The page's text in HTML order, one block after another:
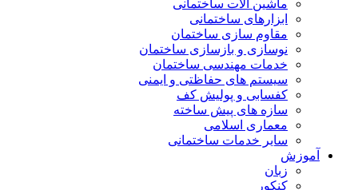
ماشین آلات ساختمانی
ابزارهای ساختمانی
مقاوم سازی ساختمان
نوسازی و بازسازی ساختمان
خدمات مهندسی ساختمان
سیستم های حفاظتی و ایمنی
کفسابی و پولیش کف
سازه های پیش ساخته
معماری اسلامی
سایر خدمات ساختمانی
آموزش
زبان
کنکور